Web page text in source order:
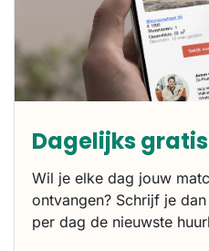
Dagelijks
Wil je elke dag jouw
ontvangen? Schrijf je
per dag de nieuwste